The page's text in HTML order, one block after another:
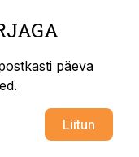
päeva
Liitun